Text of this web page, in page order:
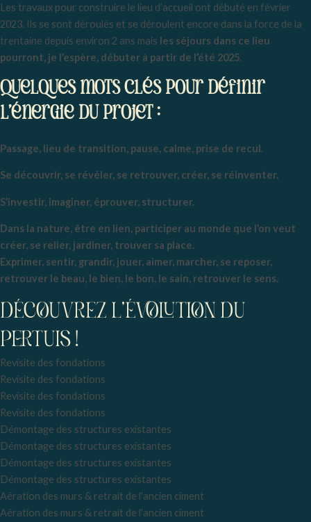
Les travaux pour construire le lieu d’accueil ont débuté en février
2023. Ils se sont déroulés et se déroulent encore dans la force de la
trentaine depuis environ 2 ans mais les séjours dans ce lieu
pourront, je l’espère, débuter à partir de l’été 2025.
Quelques mots clés pour définir
l’énergie du projet :
Passage, lieu de transition, pause, calme, prise de recul.
Se découvrir, se révéler, se retrouver, créer, se réinventer.
S’investir, imaginer, éprouver, structurer.
Dans la nature, être en lien, participer au monde que l’on veut
créer, se relier, jardiner, trouver sa place.
Exprimer, sentir, grandir, jouer, aimer, marcher, se reposer,
retrouver le beau, le bien, le bon, le sain, retrouver le sens.
DÉCOUVREZ L'ÉVOLUTION DU
PERTUIS !
Revisite des fondations
Revisite des fondations
Revisite des fondations
Revisite des fondations
Démontage des structures existantes
Démontage des structures existantes
Démontage des structures existantes
Démontage des structures existantes
Aération des murs & retrait de l'ancien ciment
Aération des murs & retrait de l'ancien ciment